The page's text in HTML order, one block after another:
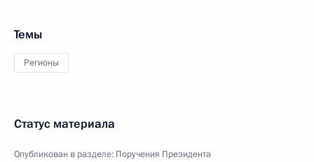
Темы
Регионы
Статус материала
Опубликован в разделе: Поручения Президента